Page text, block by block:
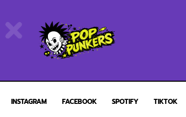
INSTAGRAM FACEBOOK SPOTIFY TIKTOK